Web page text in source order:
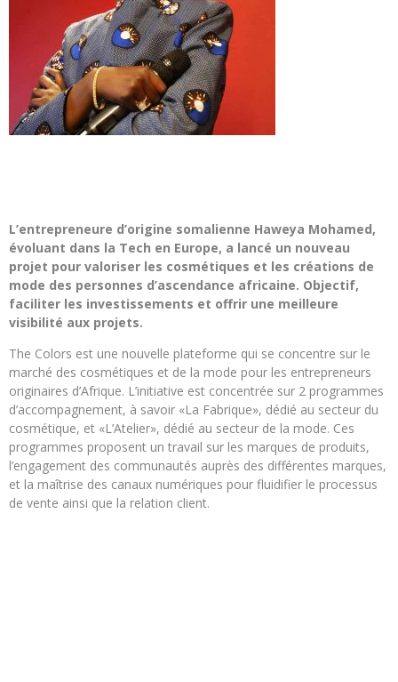
L’entrepreneure d’origine somalienne Haweya Mohamed,
évoluant dans la Tech en Europe, a lancé un nouveau
projet pour valoriser les cosmétiques et les créations de
mode des personnes d’ascendance africaine. Objectif,
faciliter les investissements et offrir une meilleure
visibilité aux projets.
The Colors est une nouvelle plateforme qui se concentre sur le
marché des cosmétiques et de la mode pour les entrepreneurs
originaires d’Afrique. L’initiative est concentrée sur 2 programmes
d’accompagnement, à savoir «La Fabrique», dédié au secteur du
cosmétique, et «L’Atelier», dédié au secteur de la mode. Ces
programmes proposent un travail sur les marques de produits,
l’engagement des communautés auprès des différentes marques,
et la maîtrise des canaux numériques pour fluidifier le processus
de vente ainsi que la relation client.